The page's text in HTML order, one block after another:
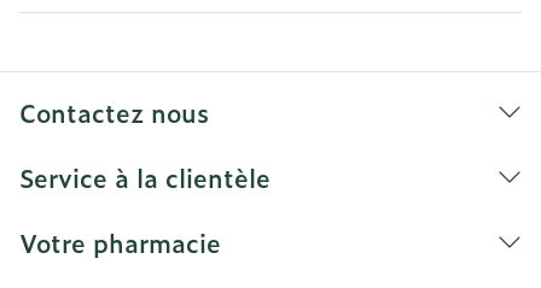
Contactez nous
Service à la clientèle
Votre pharmacie